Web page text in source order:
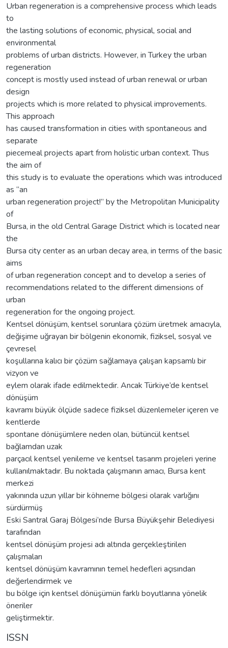
Urban regeneration is a comprehensive process which leads
to
the lasting solutions of economic, physical, social and
environmental
problems of urban districts. However, in Turkey the urban
regeneration
concept is mostly used instead of urban renewal or urban
design
projects which is more related to physical improvements.
This approach
has caused transformation in cities with spontaneous and
separate
piecemeal projects apart from holistic urban context. Thus
the aim of
this study is to evaluate the operations which was introduced
as “an
urban regeneration project!” by the Metropolitan Municipality
of
Bursa, in the old Central Garage District which is located near
the
Bursa city center as an urban decay area, in terms of the basic
aims
of urban regeneration concept and to develop a series of
recommendations related to the different dimensions of
urban
regeneration for the ongoing project.
Kentsel dönüşüm, kentsel sorunlara çözüm üretmek amacıyla,
değişime uğrayan bir bölgenin ekonomik, fiziksel, sosyal ve
çevresel
koşullarına kalıcı bir çözüm sağlamaya çalışan kapsamlı bir
vizyon ve
eylem olarak ifade edilmektedir. Ancak Türkiye’de kentsel
dönüşüm
kavramı büyük ölçüde sadece fiziksel düzenlemeler içeren ve
kentlerde
spontane dönüşümlere neden olan, bütüncül kentsel
bağlamdan uzak
parçacıl kentsel yenileme ve kentsel tasarım projeleri yerine
kullanılmaktadır. Bu noktada çalışmanın amacı, Bursa kent
merkezi
yakınında uzun yıllar bir köhneme bölgesi olarak varlığını
sürdürmüş
Eski Santral Garaj Bölgesi’nde Bursa Büyükşehir Belediyesi
tarafından
kentsel dönüşüm projesi adı altında gerçekleştirilen
çalışmaları
kentsel dönüşüm kavramının temel hedefleri açısından
değerlendirmek ve
bu bölge için kentsel dönüşümün farklı boyutlarına yönelik
öneriler
geliştirmektir.
ISSN